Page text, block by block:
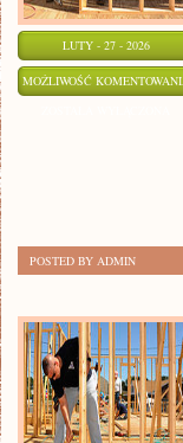
LUTY - 27 - 2026
MOŻLIWOŚĆ
POSTED BY ADMIN